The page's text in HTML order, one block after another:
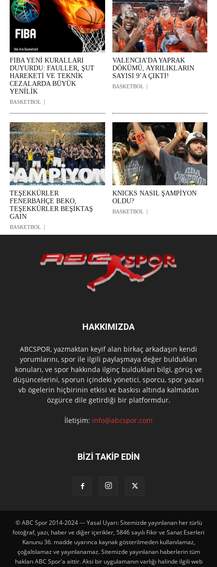
FIBA YENİ KURALLARI
DUYURDU: FAULLER, ŞUT
HAREKETİ VE TEKNİK
CEZALARDA BÜYÜK
YENİLİK
BASKETBOL
VALENCIA’DA YAPRAK
DÖKÜMÜ, AYRILIKLARIN
SAYISI 9’A ÇIKTI!
BASKETBOL
TEŞEKKÜRLER
FENERBAHÇE BEKO,
TEŞEKKÜRLER BEŞİKTAŞ
GAIN
BASKETBOL
KNICKS NASIL ŞAMPİYON
OLDU?
BASKETBOL
HAKKIMIZDA
ABCSPOR, yazmaktan keyif alan birkaç arkadaşın kendi
yorumlarını, spor ile ilgili paylaşmaya değer buldukları
konuları, ve spor hakkında ilginç buldukları bilgi, görüş ve
düşüncelerini, sporun içindeki yönetici, sporcu, spor yazarı
vb ögelerin hiçbirinin etkisi ve baskısı altında kalmadan
özgürce dile getirdiği bir platformdur.
İletişim: info@abcspor.com
BİZİ TAKİP EDİN
© ABC Spor 2014-2024 --- Yasal Uyarı: Sitemizde yayınlanan her türlü
fotoğraf, yazı, haber ve diğer içerikler, 5846 sayılı Fikir ve Sanat Eserleri
Kanunu 36. madde uyarınca kaynak gösterilmeden kullanılamaz,
çoğaltılamaz ve yayınlanamaz. Sitemizde yayınlanan haberlerin tüm
hakları ABC Spor'a aittir. Aksi bir uygulamanın varlığı halinde ilgili web